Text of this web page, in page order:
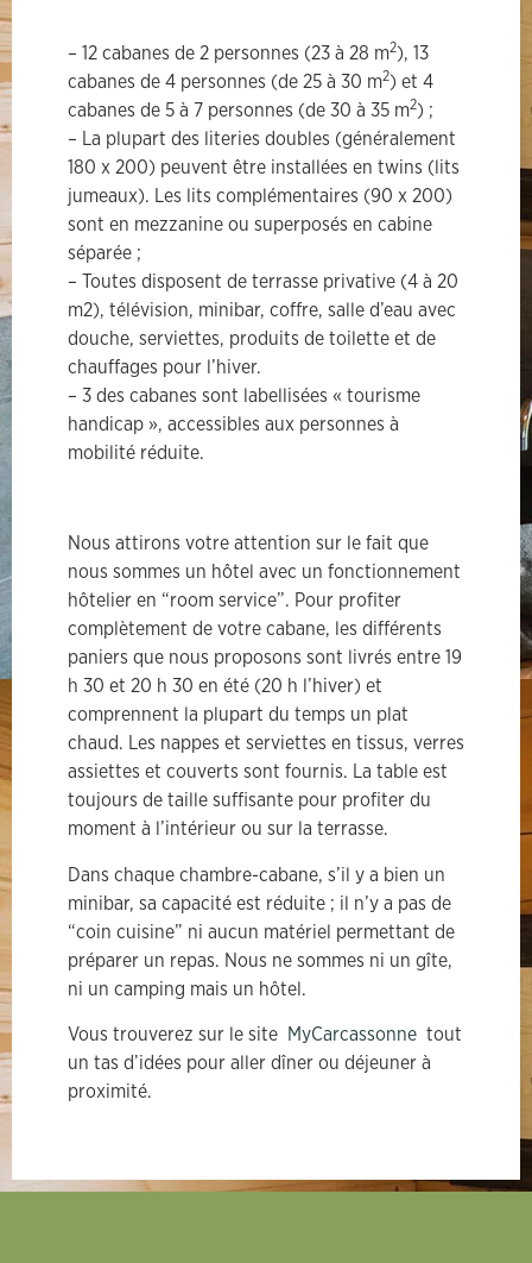
– 12 cabanes de 2 personnes (23 à 28 m2), 13
cabanes de 4 personnes (de 25 à 30 m2) et 4
cabanes de 5 à 7 personnes (de 30 à 35 m2) ;
– La plupart des literies doubles (généralement
180 x 200) peuvent être installées en twins (lits
jumeaux). Les lits complémentaires (90 x 200)
sont en mezzanine ou superposés en cabine
séparée ;
– Toutes disposent de terrasse privative (4 à 20
m2), télévision, minibar, coffre, salle d’eau avec
douche, serviettes, produits de toilette et de
chauffages pour l’hiver.
– 3 des cabanes sont labellisées « tourisme
handicap », accessibles aux personnes à
mobilité réduite.
Nous attirons votre attention sur le fait que
nous sommes un hôtel avec un fonctionnement
hôtelier en “room service”. Pour profiter
complètement de votre cabane, les différents
paniers que nous proposons sont livrés entre 19
h 30 et 20 h 30 en été (20 h l’hiver) et
comprennent la plupart du temps un plat
chaud. Les nappes et serviettes en tissus, verres
assiettes et couverts sont fournis. La table est
toujours de taille suffisante pour profiter du
moment à l’intérieur ou sur la terrasse.
Dans chaque chambre-cabane, s’il y a bien un
minibar, sa capacité est réduite ; il n’y a pas de
“coin cuisine” ni aucun matériel permettant de
préparer un repas. Nous ne sommes ni un gîte,
ni un camping mais un hôtel.
Vous trouverez sur le site MyCarcassonne tout
un tas d’idées pour aller dîner ou déjeuner à
proximité.